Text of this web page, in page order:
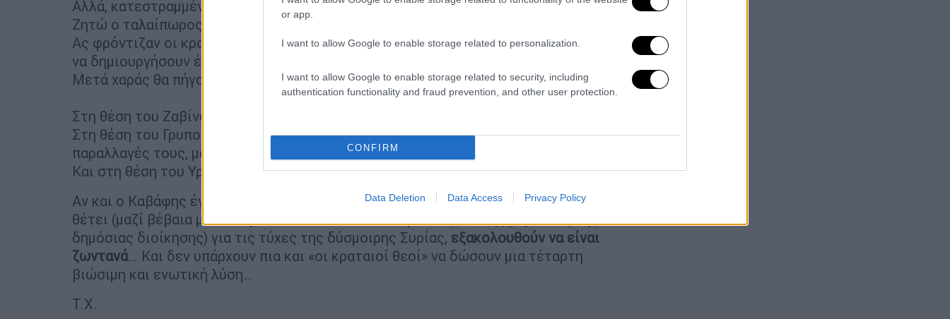
or app.
I want to allow Google to enable storage related to personalization.
I want to allow Google to enable storage related to security, including
authentication functionality and fraud prevention, and other user protection.
CONFIRM
Data Deletion Data Access Privacy Policy
Αλλά, κατεστραμμένος άνθρωπος, τί φταίω εγώ.
Ζητώ ο ταλαίπωρος να μπαλωθώ.
Ας φρόντιζαν οι κραταιοί θεοί
να δημιουργήσουν έναν τέταρτο καλό.
Μετά χαράς θα πήγαινα μ’ αυτόν».
Στη θέση του Ζαβίνα βάλτε τους
Στη θέση του Γρυπού, τους
τζιχαντιστές με τις διάφορες φατρίες και
παραλλαγές τους, μαζί με τον
Και στη θέση του Υρκανού, τουςΚούρδουςκαι τουςΑμερικανούς.
Αν και ο Καβάφης έγραψε το ποίημα σχεδόν πριν έναν αιώνα, ταδιλήμματα που
θέτει (μαζί βέβαια με τα θέματα του πελατειακού κράτους και της ρεμούλας της
δημόσιας διοίκησης) για τις τύχες της δύσμοιρης Συρίας, εξακολουθούν να είναι
ζωντανά… Και δεν υπάρχουν πια και «οι κραταιοί θεοί» να δώσουν μια τέταρτη
βιώσιμη και ενωτική λύση…
T.X.